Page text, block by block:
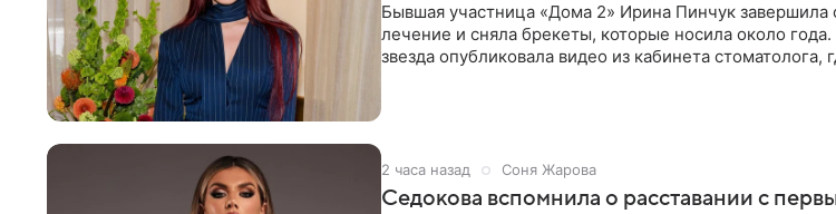
Бывшая участница «Дома 2» Ирина Пинчук завершила
лечение и сняла брекеты, которые носила около
звезда опубликовала видео из кабинета стоматолога,
2 часа назад Соня Жарова
Седокова вспомнила о расставании с